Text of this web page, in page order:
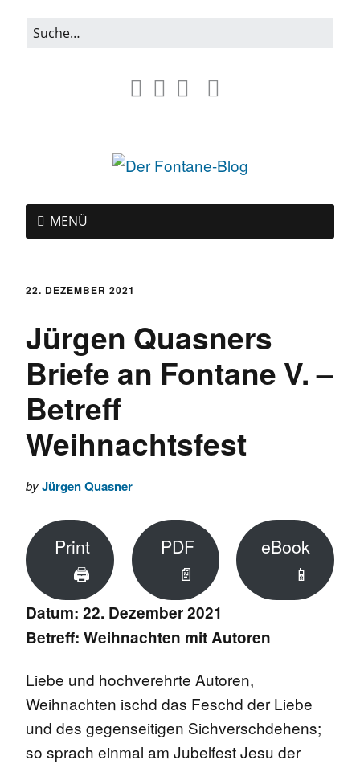
MENÜ
22. DEZEMBER 2021
Jürgen Quasners
Briefe an Fontane V. –
Betreff
Weihnachtsfest
byJürgen Quasner
Print
🖨
PDF
📄
eBook
📱
Datum: 22. Dezember 2021
Betreff: Weihnachten mit Autoren
Liebe und hochverehrte Autoren,
Weihnachten ischd das Feschd der Liebe
und des gegenseitigen Sichverschdehens;
so sprach einmal am Jubelfest Jesu der